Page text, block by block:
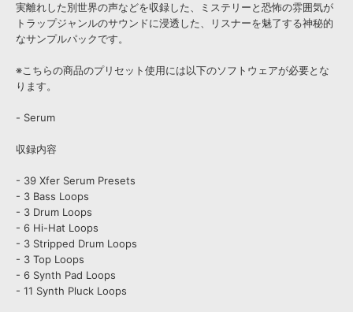
実離れした別世界の声などを収録した、ミステリーと恐怖の雰囲気が
トラップジャンルのサウンドに浸透した、リスナーを魅了する神秘的
なサンプルパックです。
※こちらの商品のプリセット使用には以下のソフトウェアが必要とな
ります。
- Serum
収録内容
- 39 Xfer Serum Presets
- 3 Bass Loops
- 3 Drum Loops
- 6 Hi-Hat Loops
- 3 Stripped Drum Loops
- 3 Top Loops
- 6 Synth Pad Loops
- 11 Synth Pluck Loops